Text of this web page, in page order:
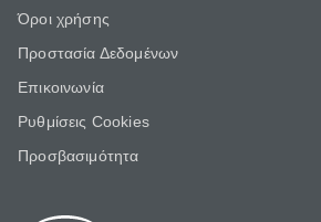
Όροι χρήσης
Προστασία Δεδομένων
Επικοινωνία
Ρυθμίσεις Cookies
Προσβασιμότητα